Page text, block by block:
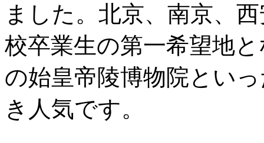
ました。北京、南京、
校卒業生の第一希望地
の始皇帝陵博物院とい
き人気です。